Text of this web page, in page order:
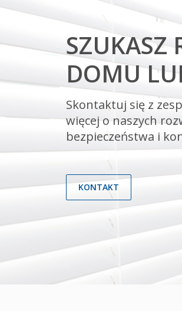
SZUKASZ
DOMU
Skontaktuj się z
więcej o naszych
bezpieczeństwa i
KONTAKT